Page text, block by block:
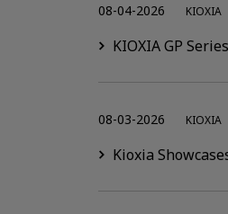
KIOXIA GP
08-04-2026 KIOXIA
Kioxia
08-03-2026 KIOXIA